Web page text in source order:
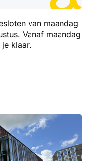
van maandag
Vanaf maandag
klaar.